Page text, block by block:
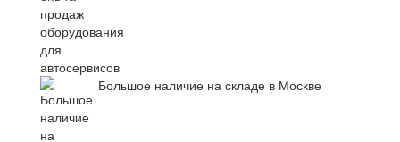
Большое наличие на складе в Москве